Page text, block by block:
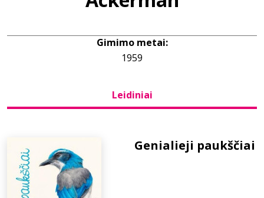
Naujienos
+370 667 80 541
Gimimo metai:
1959
Leidiniai
Genialieji paukščiai